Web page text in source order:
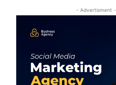
- Advertisment -